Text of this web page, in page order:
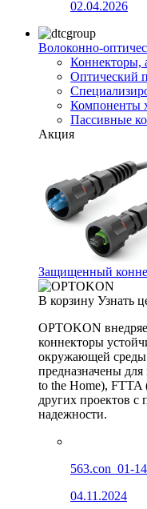
02.04.2026
Волоконно-
Коннекторы,
Оптический
Компоненты
Пассивные
Акция
Защищенный
В корзину Узнать
OPTOKON
коннекторы
окружающей
предназначены
to the Home),
других проектов
надежности.
563.con_01-
04.11.2024